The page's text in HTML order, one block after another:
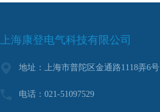
上海康登电气科技有限公司
地址：上海市普陀区金通路1118弄6号
电话：021-51097529